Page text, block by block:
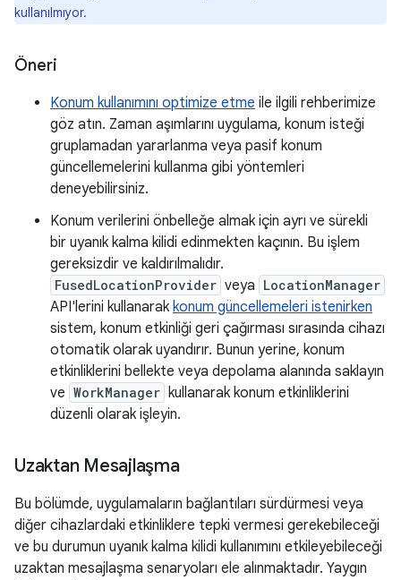
kullanılmıyor.
Öneri
Konum kullanımını optimize etme ile ilgili rehberimize
göz atın. Zaman aşımlarını uygulama, konum isteği
gruplamadan yararlanma veya pasif konum
güncellemelerini kullanma gibi yöntemleri
deneyebilirsiniz.
Konum verilerini önbelleğe almak için ayrı ve sürekli
bir uyanık kalma kilidi edinmekten kaçının. Bu işlem
gereksizdir ve kaldırılmalıdır.
FusedLocationProvider veya LocationManager
API'lerini kullanarak konum güncellemeleri istenirken
sistem, konum etkinliği geri çağırması sırasında cihazı
otomatik olarak uyandırır. Bunun yerine, konum
etkinliklerini bellekte veya depolama alanında saklayın
ve WorkManager kullanarak konum etkinliklerini
düzenli olarak işleyin.
Uzaktan Mesajlaşma
Bu bölümde, uygulamaların bağlantıları sürdürmesi veya
diğer cihazlardaki etkinliklere tepki vermesi gerekebileceği
ve bu durumun uyanık kalma kilidi kullanımını etkileyebileceği
uzaktan mesajlaşma senaryoları ele alınmaktadır. Yaygın